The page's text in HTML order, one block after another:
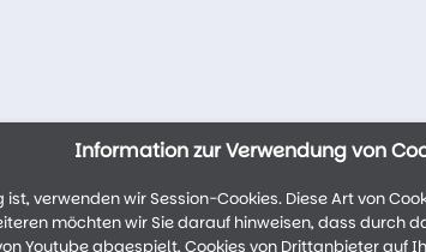
Information zur Verwendung von
verwenden wir Session-Cookies. Diese Art von
möchten wir Sie darauf hinweisen, dass durch
Youtube abgespielt, Cookies von Drittanbieter auf